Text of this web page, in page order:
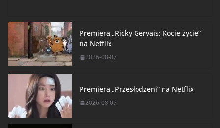
Premiera „Ricky Gervais: Kocie życie”
na Netflix
2026-08-07
Premiera „Przesłodzeni” na Netflix
2026-08-07